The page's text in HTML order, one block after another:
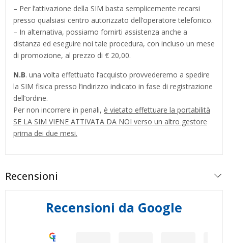
– Per l’attivazione della SIM basta semplicemente recarsi
presso qualsiasi centro autorizzato dell’operatore telefonico.
– In alternativa, possiamo fornirti assistenza anche a
distanza ed eseguire noi tale procedura, con incluso un mese
di promozione, al prezzo di € 20,00.
N.B. una volta effettuato l’acquisto provvederemo a spedire
la SIM fisica presso l’indirizzo indicato in fase di registrazione
dell’ordine.
Per non incorrere in penali, è vietato effettuare la portabilità
SE LA SIM VIENE ATTIVATA DA NOI verso un altro gestore
prima dei due mesi.
Recensioni
Recensioni da Google
Eccellente